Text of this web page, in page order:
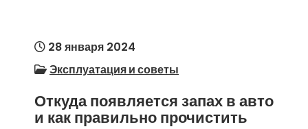
28 января 2024
Эксплуатация и советы
Откуда появляется запах в авто
и как правильно прочистить